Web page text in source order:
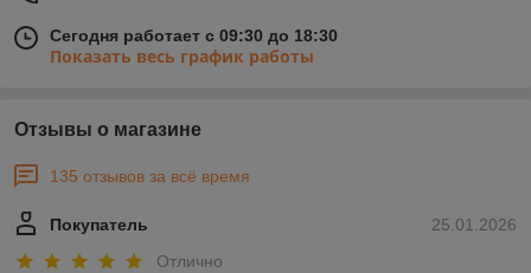
Сегодня работает с 09:30 до 18:30
Показать весь график работы
Отзывы о магазине
135 отзывов за всё время
25.01.2026
Покупатель
Отлично